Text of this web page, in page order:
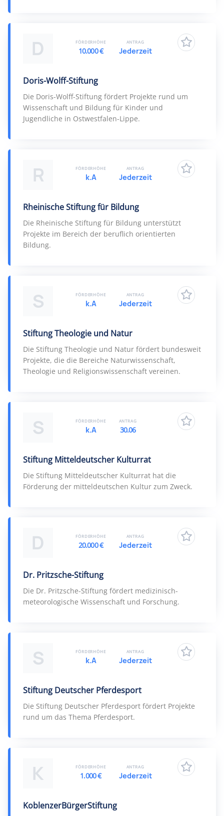
D
Doris-Wolff-Stiftung
Die Doris-Wolff-Stiftung fördert Projekte rund um
Wissenschaft und Bildung für Kinder und
Jugendliche in Ostwestfalen-Lippe.
FÖRDERHÖHE
10.000 €
ANTRAG
Jederzeit
R
Rheinische Stiftung für Bildung
Die Rheinische Stiftung für Bildung unterstützt
Projekte im Bereich der beruflich orientierten
Bildung.
FÖRDERHÖHE
k.A
ANTRAG
Jederzeit
S
Stiftung Theologie und Natur
Die Stiftung Theologie und Natur fördert bundesweit
Projekte, die die Bereiche Naturwissenschaft,
Theologie und Religionswissenschaft vereinen.
FÖRDERHÖHE
k.A
ANTRAG
Jederzeit
S
Stiftung Mitteldeutscher Kulturrat
Die Stiftung Mitteldeutscher Kulturrat hat die
Förderung der mitteldeutschen Kultur zum Zweck.
FÖRDERHÖHE
k.A
ANTRAG
30.06
D
Dr. Pritzsche-Stiftung
Die Dr. Pritzsche-Stiftung fördert medizinisch-
meteorologische Wissenschaft und Forschung.
FÖRDERHÖHE
20.000 €
ANTRAG
Jederzeit
S
Stiftung Deutscher Pferdesport
Die Stiftung Deutscher Pferdesport fördert Projekte
rund um das Thema Pferdesport.
FÖRDERHÖHE
k.A
ANTRAG
Jederzeit
K
KoblenzerBürgerStiftung
FÖRDERHÖHE
1.000 €
ANTRAG
Jederzeit